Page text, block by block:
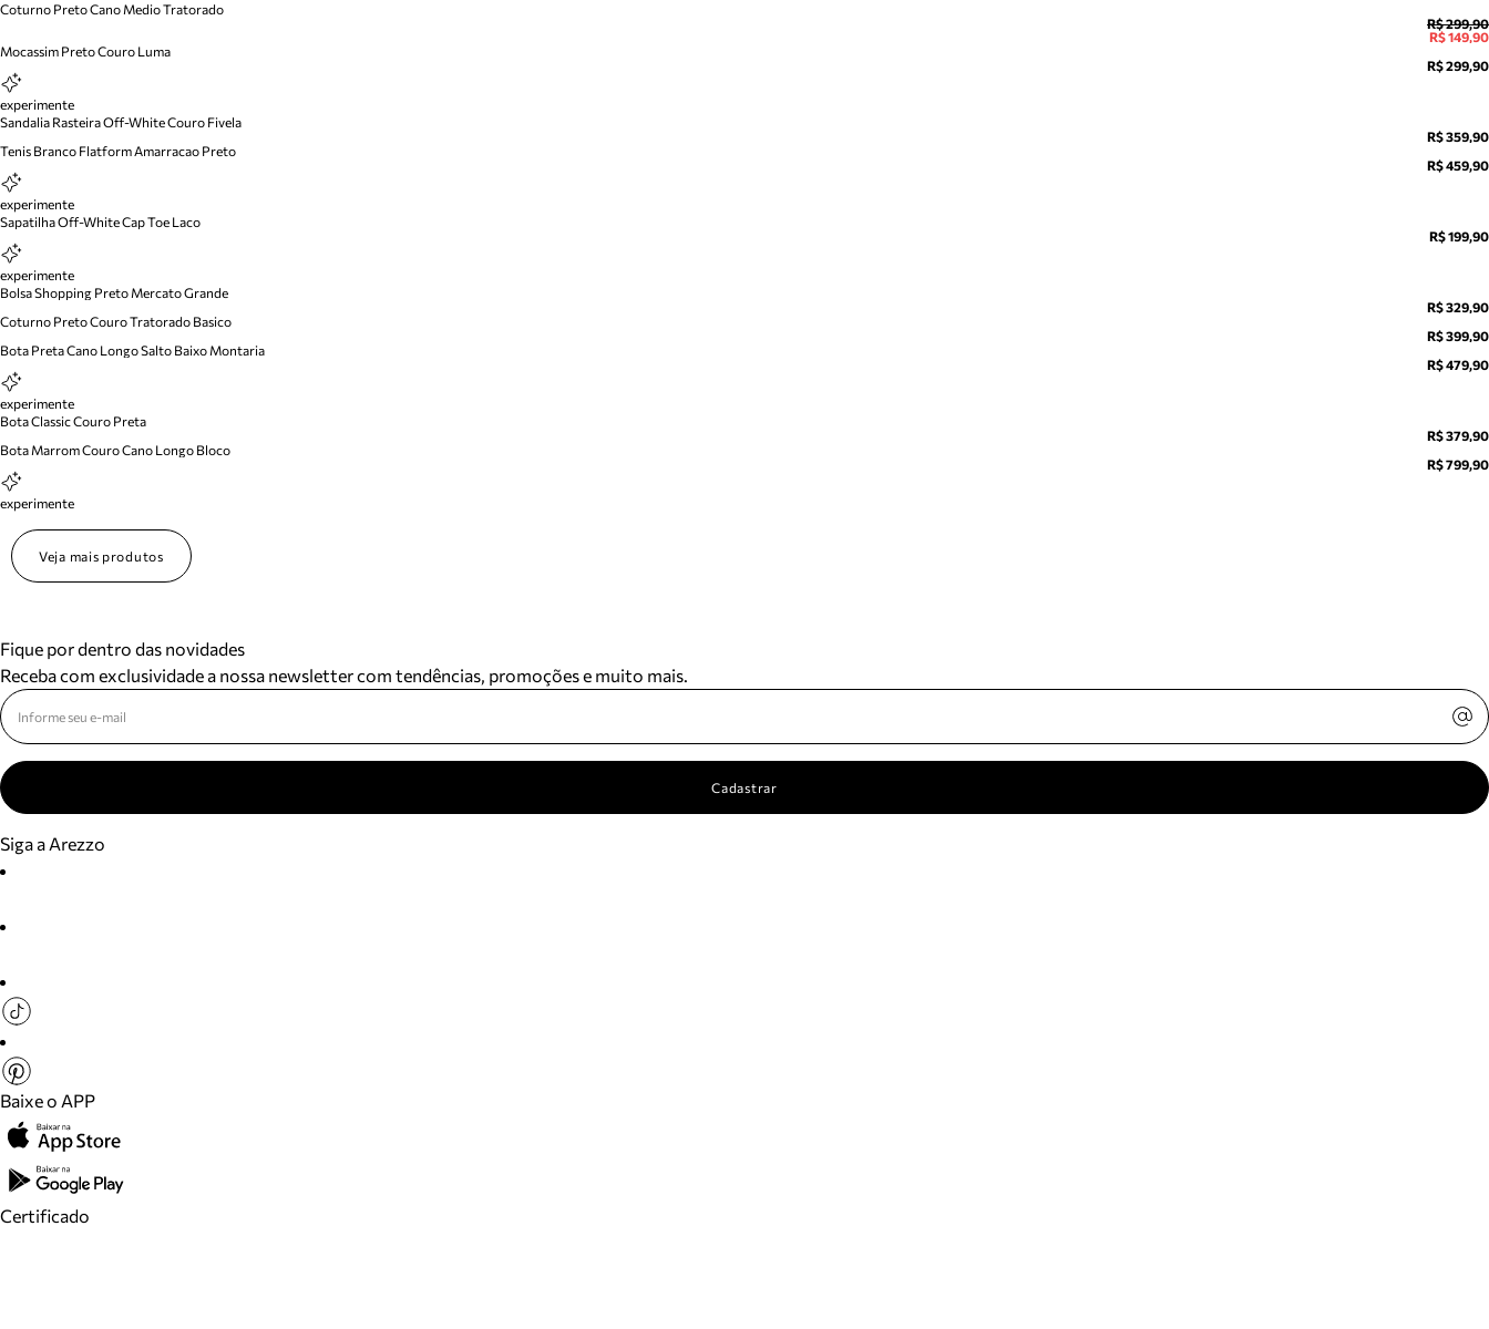
Coturno Preto Cano Medio Tratorado
R$ 299,90
R$ 149,90
Mocassim Preto Couro Luma
R$ 299,90
experimente
Sandalia Rasteira Off-White Couro Fivela
R$ 359,90
Tenis Branco Flatform Amarracao Preto
R$ 459,90
experimente
Sapatilha Off-White Cap Toe Laco
R$ 199,90
experimente
Bolsa Shopping Preto Mercato Grande
R$ 329,90
Coturno Preto Couro Tratorado Basico
R$ 399,90
Bota Preta Cano Longo Salto Baixo Montaria
R$ 479,90
experimente
Bota Classic Couro Preta
R$ 379,90
Bota Marrom Couro Cano Longo Bloco
R$ 799,90
experimente
Veja mais produtos
Fique por dentro das novidades
Receba com exclusividade a nossa newsletter com tendências, promoções e muito mais.
Cadastrar
Siga a Arezzo
Baixe o APP
Certificado